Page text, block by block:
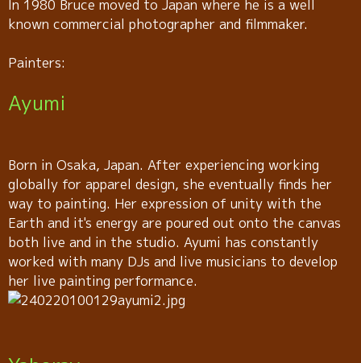
In 1980 Bruce moved to Japan where he is a well
known commercial photographer and filmmaker.
Painters:
Ayumi
Born in Osaka, Japan. After experiencing working
globally for apparel design, she eventually finds her
way to painting. Her expression of unity with the
Earth and it's energy are poured out onto the canvas
both live and in the studio. Ayumi has constantly
worked with many DJs and live musicians to develop
her live painting performance.